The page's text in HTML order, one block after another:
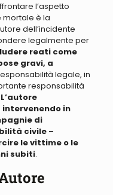
l’aspetto
mortale è la
dell’incidente
legalmente per
reati come
gravi, a
legale, in
responsabilità
L’autore
in
di
civile –
le vittime o le
subiti.